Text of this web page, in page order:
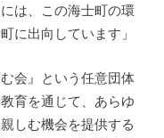
は、この海士町の環
に出向しています」
会』という任意団体
育を通じて、あらゆ
しむ機会を提供する